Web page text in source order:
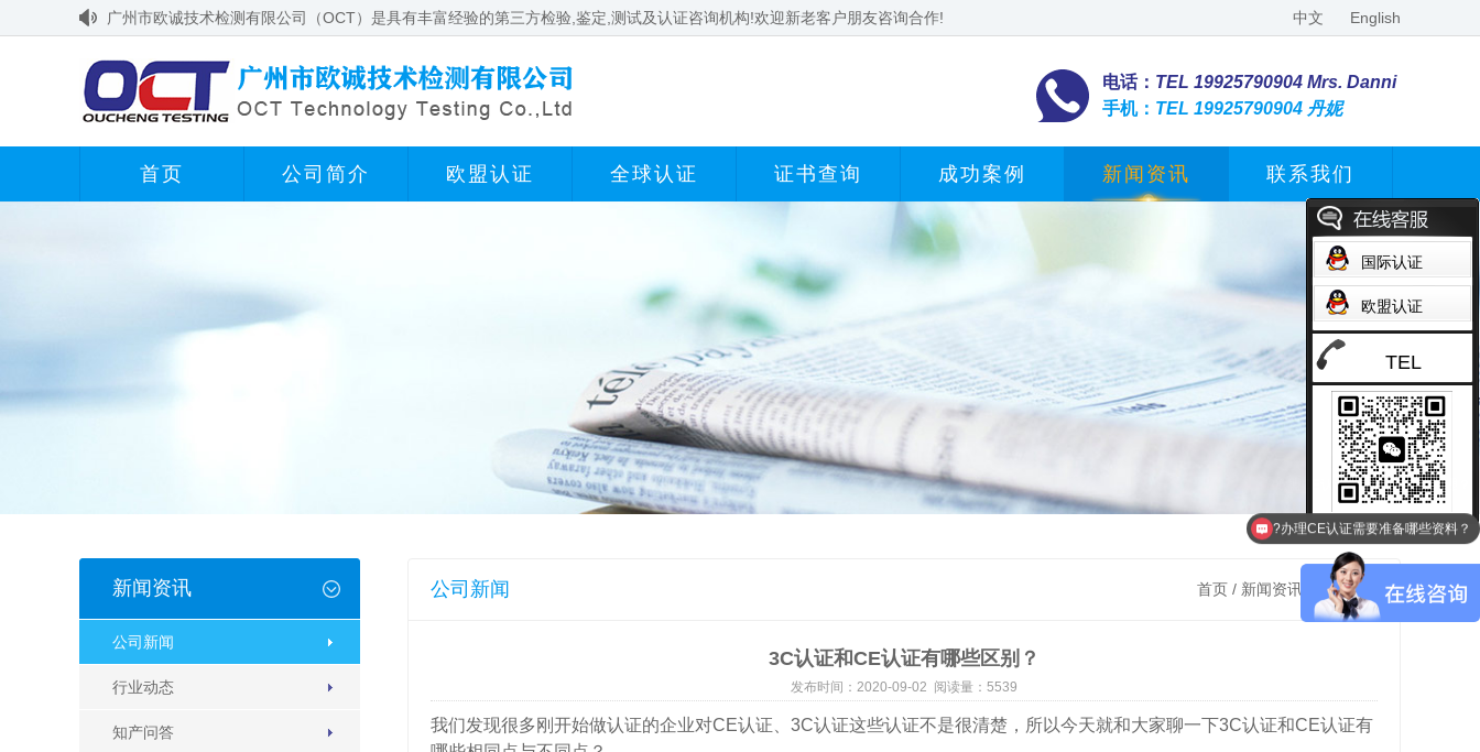
广州市欧诚技术检测有限公司（OCT）是具有丰富经验的第三方检验,鉴定,测试及认证咨询机构!欢迎新老客户朋友咨询合作! 中文 English
电话： TEL 19925790904 Mrs. Danni
手机： TEL 19925790904 丹妮
首页 公司简介 欧盟认证 全球认证 证书查询 成功案例 新闻资讯 联系我们
新闻资讯
公司新闻
行业动态
知产问答
公司新闻 首页 / 新闻资讯 / 公司新闻
3C认证和CE认证有哪些区别？
发布时间：2020-09-02 阅读量：5539
我们发现很多刚开始做认证的企业对CE认证、3C认证这些认证不是很清楚，所以今天就和大家聊一下3C认证和CE认证有
国际认证
欧盟认证
TEL
19925790904 Mrs.
Danni
?办理CE认证需要准备哪些资料？